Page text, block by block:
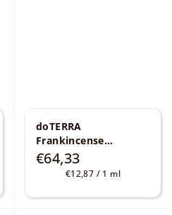
doTERRA
Frankincense
kadidlový esenciálny
olej 5 ml Boswellia
sacra a papyrifera
€64,33
Jednotková
€12,87 / 1 ml